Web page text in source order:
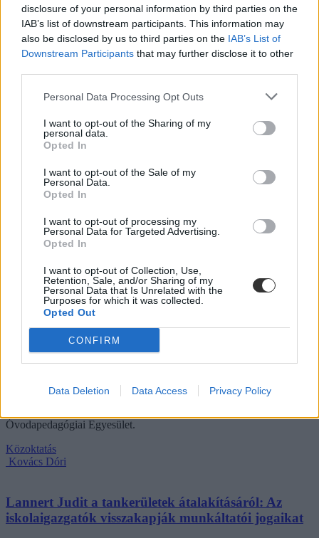
disclosure of your personal information by third parties on the
IAB’s list of downstream participants. This information may
also be disclosed by us to third parties on the IAB’s List of
Downstream Participants that may further disclose it to other
Personal Data Processing Opt Outs
I want to opt-out of the Sharing of my
personal data.
Opted In
I want to opt-out of the Sale of my
Personal Data.
Opted In
I want to opt-out of processing my
Personal Data for Targeted Advertising.
Opted In
I want to opt-out of Collection, Use,
Retention, Sale, and/or Sharing of my
Personal Data that Is Unrelated with the
Purposes for which it was collected.
Opted Out
CONFIRM
Data Deletion Data Access Privacy Policy
Nemcsak abban vannak jelentős különbségek az egyetemek között,
hogy hány kollégiumi férőhely jut a hallgatókra, a térítési díj összege
sem egységes. Míg a BME-n 100 újonnan felvett egyetemistára 76
férőhely jut, a BGE-n mindössze 16, a legolcsóbb havi kollégiumi
intézményekben. Megnéztük, hol mekkora a kollégiumi kapacitás,
mennyit kell fizetni, és mi alapján dől el, hogy ki költözhet be.
Szöllősi Anna
Dolgoznának az egyetem mellett, mégsem
vállalhatnak diákmunkát – több mint százezer
levelezős hallgatót érinthet a szabály
tagozatos hallgató vagyok, egyből húzni kezdték a szájukat” –
számolt be tapasztalatairól az Eduline-nak egy egyetemista. Példája
azonban korántsem egyedi: több levelezős hallgató számolt be
hasonló nehézségekről.
Campus life
Kovács Dóri
Eltörölnék a 45 perces iskola-előkészítőt, újra az
óvodák dönthetnének az iskolaérettségről
óvodák dönthetnének az iskolaérettségről, és az oviKRÉTA is
átalakulhat. Többek között ezeket a változtatásokat javasolta az
Óvodapedagógiai Egyesület.
Közoktatás
Kovács Dóri
Lannert Judit a tankerületek átalakításáról: Az
iskolaigazgatók visszakapják munkáltatói jogaikat